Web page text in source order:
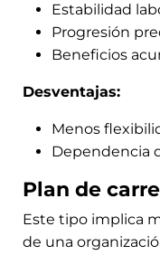
Estabilidad
Progresión
Beneficios
Desventajas:
Menos
Dependencia
Plan de
Este tipo implica
de una